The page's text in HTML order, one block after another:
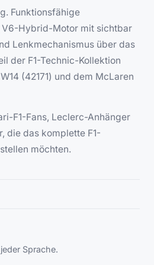
Funktionsfähige
Hybrid-Motor mit sichtbar
Lenkmechanismus über das
der F1-Technic-Kollektion
(42171) und dem McLaren
F1-Fans, Leclerc-Anhänger
die das komplette F1-
möchten.
Sprache.